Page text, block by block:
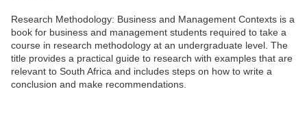
Research Methodology: Business and Management Contexts is a
book for business and management students required to take a
course in research methodology at an undergraduate level. The
title provides a practical guide to research with examples that are
relevant to South Africa and includes steps on how to write a
conclusion and make recommendations.